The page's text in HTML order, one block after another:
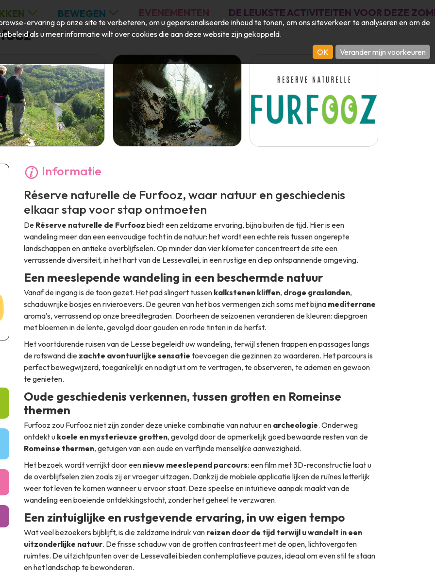
BEWEGEN EVENEMENTEN DE LEUKSTE ACTIVITEITEN VOOR DEZE
Informatie
Réserve naturelle de Furfooz, waar natuur en geschiedenis
elkaar stap voor stap ontmoeten
De Réserve naturelle de Furfooz biedt een zeldzame ervaring, bijna buiten de tijd. Hier is een
wandeling meer dan een eenvoudige tocht in de natuur: het wordt een echte reis tussen ongerepte
landschappen en antieke overblijfselen. Op minder dan vier kilometer concentreert de site een
verrassende diversiteit, in het hart van de Lessevallei, in een rustige en diep ontspannende omgeving.
Een meeslepende wandeling in een beschermde natuur
Vanaf de ingang is de toon gezet. Het pad slingert tussen kalkstenen kliffen, droge graslanden,
schaduwrijke bosjes en rivieroevers. De geuren van het bos vermengen zich soms met bijna mediterrane
aroma’s, verrassend op onze breedtegraden. Doorheen de seizoenen veranderen de kleuren: diepgroen
met bloemen in de lente, gevolgd door gouden en rode tinten in de herfst.
Het voortdurende ruisen van de Lesse begeleidt uw wandeling, terwijl stenen trappen en passages langs
de rotswand die zachte avontuurlijke sensatie toevoegen die gezinnen zo waarderen. Het parcours is
perfect bewegwijzerd, toegankelijk en nodigt uit om te vertragen, te observeren, te ademen en gewoon
te genieten.
Oude geschiedenis verkennen, tussen grotten en Romeinse
thermen
Furfooz zou Furfooz niet zijn zonder deze unieke combinatie van natuur en archeologie. Onderweg
ontdekt u koele en mysterieuze grotten, gevolgd door de opmerkelijk goed bewaarde resten van de
Romeinse thermen, getuigen van een oude en verfijnde menselijke aanwezigheid.
Het bezoek wordt verrijkt door een nieuw meeslepend parcours: een film met 3D-reconstructie laat u
de overblijfselen zien zoals zij er vroeger uitzagen. Dankzij de mobiele applicatie lijken de ruïnes letterlijk
weer tot leven te komen wanneer u ervoor staat. Deze speelse en intuïtieve aanpak maakt van de
wandeling een boeiende ontdekkingstocht, zonder het geheel te verzwaren.
Een zintuiglijke en rustgevende ervaring, in uw eigen tempo
Wat veel bezoekers bijblijft, is die zeldzame indruk van reizen door de tijd terwijl u wandelt in een
uitzonderlijke natuur. De frisse schaduw van de grotten contrasteert met de open, lichtovergoten
ruimtes. De uitzichtpunten over de Lessevallei bieden contemplatieve pauzes, ideaal om even stil te staan
en het landschap te bewonderen.
ervaring op onze site te verbeteren, om u gepersonaliseerde inhoud te tonen, om ons siteverkeer te analyseren en om de
als u meer informatie wilt over cookies die aan deze website zijn gekoppeld.
OK
Verander mijn voorkeuren